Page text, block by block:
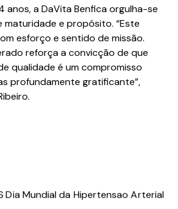
anos, a DaVita Benfica orgulha-se
maturidade e propósito. “Este
esforço e sentido de missão.
reforça a convicção de que
qualidade é um compromisso
profundamente gratificante”,